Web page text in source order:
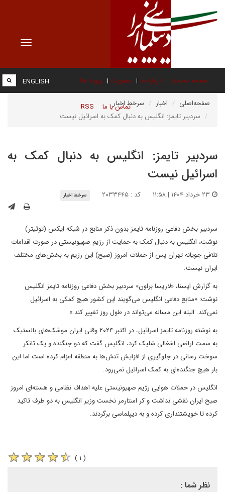
Toggle
صفحه نخست درباره ما عضویت پیوند ها
تماس با ما RSS
ENGLISH
صفحه‌اصلی اخبار
سرخط اخبار
سردبیر تایمز: انگلیس به دنبال کمک به اسرائیل نیست
سردبیر تایمز: انگلیس به دنبال کمک به
اسرائیل نیست
کد : ۲۰۳۳۴۴۵ سرخط اخبار
سردبیر بخش دفاعی روزنامه تایمز بدون ذکر منابع در شبکه ایکس (توئیتر)
نوشت، انگلیس به دنبال کمک به حمایت از رژیم صهیونیستی در صورت اقدامات
تلافی جویانه تهران پس از حملات امروز (صبح) این رژیم به بخش‌های مختلف
ایران نیست.
به گزارش ایسنا، «لاریسا براون» سردبیر بخش دفاعی روزنامه تایمز انگلیس
نوشت: «منابع دفاعی انگلیس می‌گویند این کشور هیچ کمکی به اسرائیل
نمی‌کند. البته این مساله می‌تواند در طول روز تغییر کند.»
به نوشته روزنامه تایمز اسرائیل، در اکتبر ۲۰۲۴ وقتی ایران موشک‌های بالستیک
به سمت اراضی اشغالی شلیک کرد، انگلیس گفت که دو جنگنده و یک تانکر
سوخت رسانی در جلوگیری از افزایش تنش‌ها به منطقه اعزام کرده است اما این
بار هیچ جنگنده‌ای به کمک اسرائیل نمی‌رود.
انگلیس در حملات هوایی رژیم صهیونیستی علیه اهداف نظامی و هسته‌ای امروز
صبح ایران نقشی نداشت و کر استارمر نخست وزیر انگلیس به دو طرف تاکید
کرده تا خویشتنداری کرده و به دیپلماسی برگردند.
( ۱ )
نظر شما :